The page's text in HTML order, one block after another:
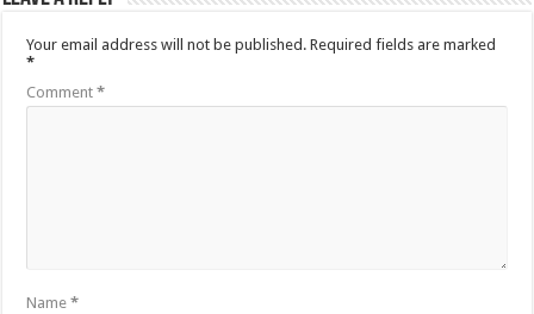
Your email address will not be published. Required fields are marked
*
Comment*
Name*